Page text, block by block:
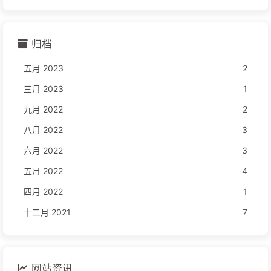
归档
五月 2023
2
三月 2023
1
九月 2022
2
八月 2022
3
六月 2022
3
五月 2022
4
四月 2022
1
十二月 2021
7